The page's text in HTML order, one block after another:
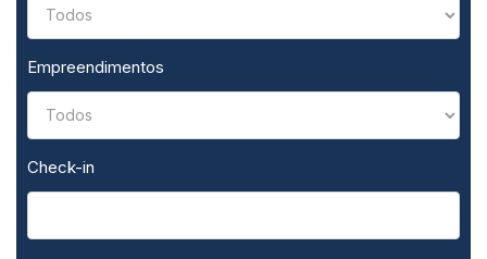
Empreendimentos
Check-in